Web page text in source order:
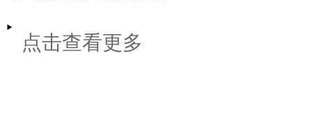
点击查看更多